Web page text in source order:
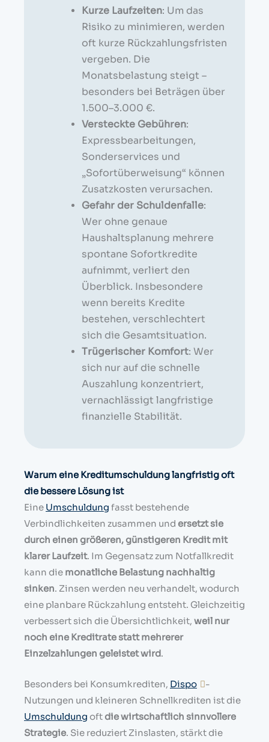
Kurze Laufzeiten: Um das
Risiko zu minimieren, werden
oft kurze Rückzahlungsfristen
vergeben. Die
Monatsbelastung steigt –
besonders bei Beträgen über
1.500–3.000 €.
Versteckte Gebühren:
Expressbearbeitungen,
Sonderservices und
„Sofortüberweisung“ können
Zusatzkosten verursachen.
Gefahr der Schuldenfalle:
Wer ohne genaue
Haushaltsplanung mehrere
spontane Sofortkredite
aufnimmt, verliert den
Überblick. Insbesondere
wenn bereits Kredite
bestehen, verschlechtert
sich die Gesamtsituation.
Trügerischer Komfort: Wer
sich nur auf die schnelle
Auszahlung konzentriert,
vernachlässigt langfristige
finanzielle Stabilität.
Warum eine Kreditumschuldung langfristig oft
die bessere Lösung ist
Eine Umschuldung fasst bestehende
Verbindlichkeiten zusammen und ersetzt sie
durch einen größeren, günstigeren Kredit mit
klarer Laufzeit. Im Gegensatz zum Notfallkredit
kann die monatliche Belastung nachhaltig
sinken. Zinsen werden neu verhandelt, wodurch
eine planbare Rückzahlung entsteht. Gleichzeitig
verbessert sich die Übersichtlichkeit, weil nur
noch eine Kreditrate statt mehrerer
Einzelzahlungen geleistet wird.
Besonders bei Konsumkrediten, Dispo
-
Nutzungen und kleineren Schnellkrediten ist die
Umschuldung oftdie wirtschaftlich sinnvollere
Strategie. Sie reduziert Zinslasten, stärkt die